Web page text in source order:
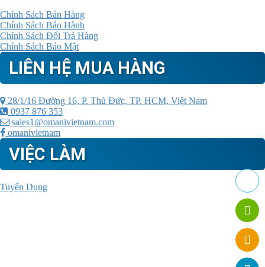
Chính Sách Bán Hàng
Chính Sách Bảo Hành
Chính Sách Đổi Trả Hàng
Chính Sách Bảo Mật
LIÊN HỆ MUA HÀNG
28/1/16 Đường 16, P. Thủ Đức, TP. HCM, Việt Nam
0937 876 353
sales1@omanivietnam.com
omanivietnam
VIỆC LÀM
Tuyển Dụng